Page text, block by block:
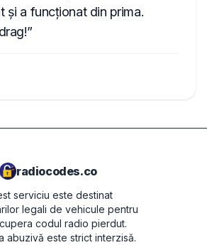
și a funcționat din prima.
radiocodes.co
serviciu este destinat
legali de vehicule pentru
codul radio pierdut.
abuzivă este strict interzisă.